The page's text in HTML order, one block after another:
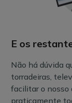
E os
Não há dúvida
torradeiras,
facilitar o nosso
praticamente